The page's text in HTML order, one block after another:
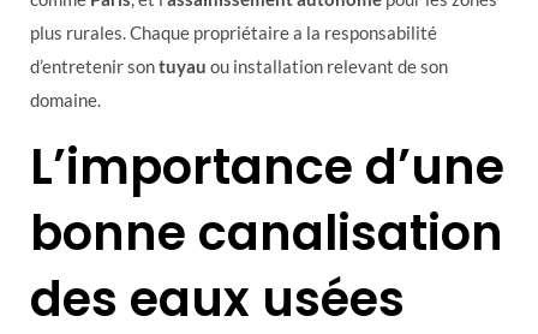
plus rurales. Chaque propriétaire a la responsabilité
d’entretenir sontuyau ou installation relevant de son
domaine.
L’importance d’une
bonne canalisation
des eaux usées